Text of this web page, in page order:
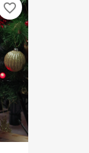
favorite_border